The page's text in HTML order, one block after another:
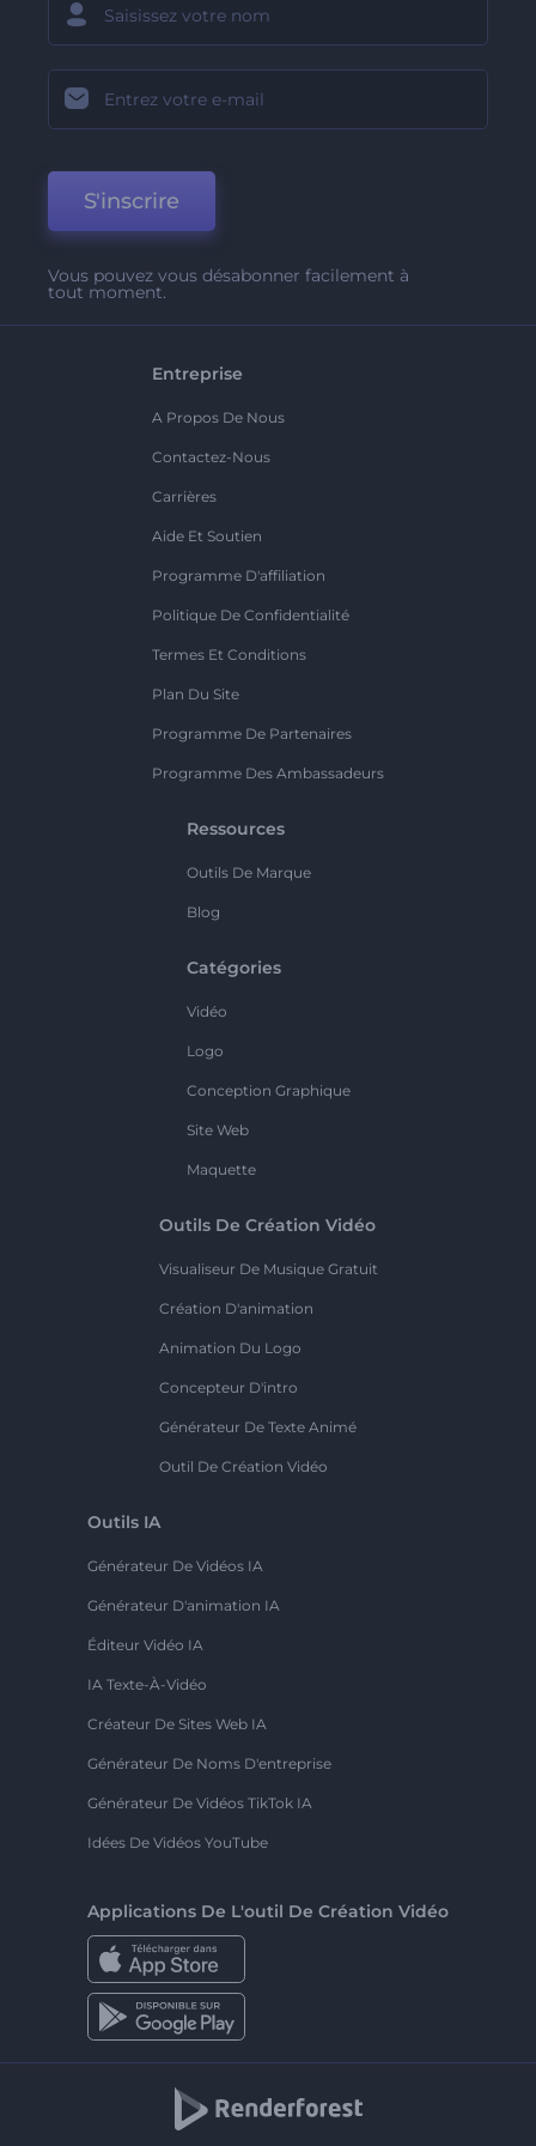
S'inscrire
Vous pouvez vous désabonner facilement à
tout moment.
Entreprise
A Propos De Nous
Contactez-Nous
Carrières
Aide Et Soutien
Programme D'affiliation
Politique De Confidentialité
Termes Et Conditions
Plan Du Site
Programme De Partenaires
Programme Des Ambassadeurs
Ressources
Outils De Marque
Blog
Catégories
Vidéo
Logo
Conception Graphique
Site Web
Maquette
Outils De Création Vidéo
Visualiseur De Musique Gratuit
Création D'animation
Animation Du Logo
Concepteur D'intro
Générateur De Texte Animé
Outil De Création Vidéo
Outils IA
Générateur De Vidéos IA
Générateur D'animation IA
Éditeur Vidéo IA
IA Texte-À-Vidéo
Créateur De Sites Web IA
Générateur De Noms D'entreprise
Générateur De Vidéos TikTok IA
Idées De Vidéos YouTube
Applications De L'outil De Création Vidéo